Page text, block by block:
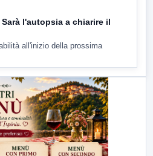
l'autopsia a chiarire il
all'inizio della prossima